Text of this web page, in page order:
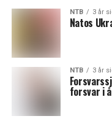
NTB 3 år
Natos
NTB 3 år
forsvar i